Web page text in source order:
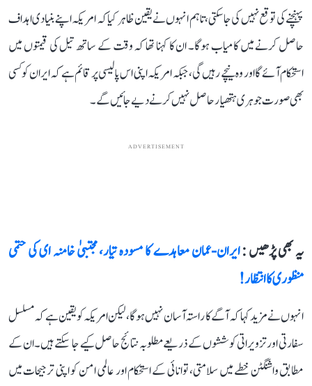
پہنچنے کی توقع نہیں کی جا سکتی، تاہم انہوں نے یقین ظاہر کیا کہ امریکہ اپنے بنیادی اہداف
حاصل کرنے میں کامیاب ہوگا۔ ان کا کہنا تھا کہ وقت کے ساتھ تیل کی قیمتوں میں
استحکام آئے گا اور وہ نیچے رہیں گی، جبکہ امریکہ اپنی اس پالیسی پر قائم ہے کہ ایران کو کسی
بھی صورت جوہری ہتھیار حاصل نہیں کرنے دیے جائیں گے۔
ADVERTISEMENT
یہ بھی پڑھیں :ایران-عمان معاہدے کا مسودہ تیار، مجتبیٰ خامنہ ای کی حتمی
منظوری کا انتظار!
انہوں نے مزید کہا کہ آگے کا راستہ آسان نہیں ہوگا، لیکن امریکہ کو یقین ہے کہ مسلسل
سفارتی اور تزویراتی کوششوں کے ذریعے مطلوبہ نتائج حاصل کیے جا سکتے ہیں۔ ان کے
مطابق واشنگٹن خطے میں سلامتی، توانائی کے استحکام اور عالمی امن کو اپنی ترجیحات میں